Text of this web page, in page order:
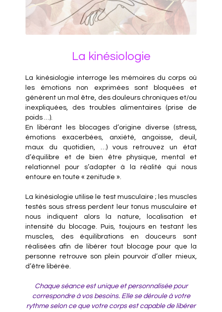
La kinésiologie
La kinésiologie interroge les mémoires du corps où
les émotions non exprimées sont bloquées et
génèrent un mal être, des douleurs chroniques et/ou
inexpliquées, des troubles alimentaires (prise de
poids …).
En libérant les blocages d’origine diverse (stress,
émotions exacerbées, anxiété, angoisse, deuil,
maux du quotidien, …) vous retrouvez un état
d’équilibre et de bien être physique, mental et
relationnel pour s’adapter à la réalité qui nous
entoure en toute « zenitude ».
La kinésiologie utilise le test musculaire ; les muscles
testés sous stress perdent leur tonus musculaire et
nous indiquent alors la nature, localisation et
intensité du blocage. Puis, toujours en testant les
muscles, des équilibrations en douceurs sont
réalisées afin de libérer tout blocage pour que la
personne retrouve son plein pourvoir d’aller mieux,
d’être libérée.
Chaque séance est unique et personnalisée pour
correspondre à vos besoins. Elle se déroule à votre
rythme selon ce que votre corps est capable de libérer